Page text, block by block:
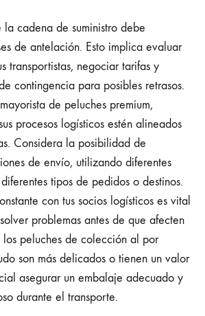
cadena de suministro debe
de antelación. Esto implica evaluar
transportistas, negociar tarifas y
contingencia para posibles retrasos.
de peluches premium,
procesos logísticos estén alineados
Considera la posibilidad de
de envío, utilizando diferentes
tipos de pedidos o destinos.
con tus socios logísticos es vital
problemas antes de que afecten
los peluches de colección al por
son más delicados o tienen un valor
asegurar un embalaje adecuado y
durante el transporte.